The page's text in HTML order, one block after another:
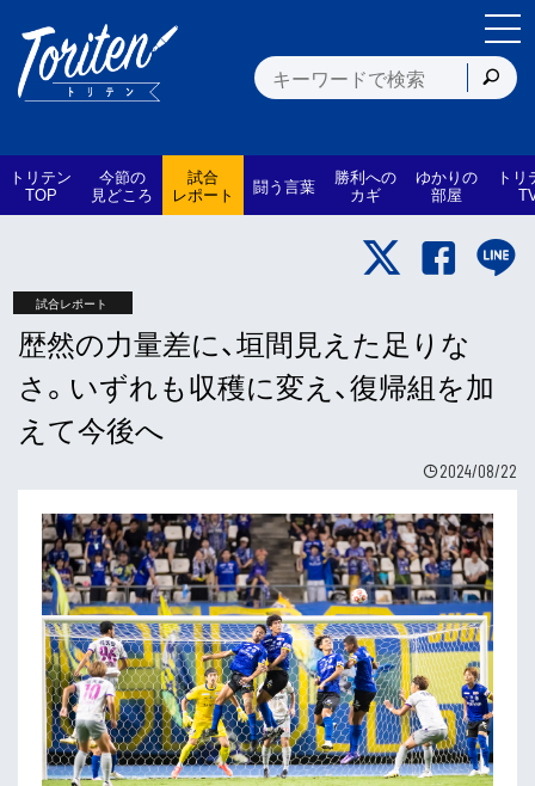
トリテン
TOP
今節の
見どころ
試合
レポート 闘う言葉 勝利への
カギ
ゆかりの
部屋
トリ
試合レポート
歴然の力量差に、垣間見えた足りな
さ。いずれも収穫に変え、復帰組を加
えて今後へ
2024/08/22